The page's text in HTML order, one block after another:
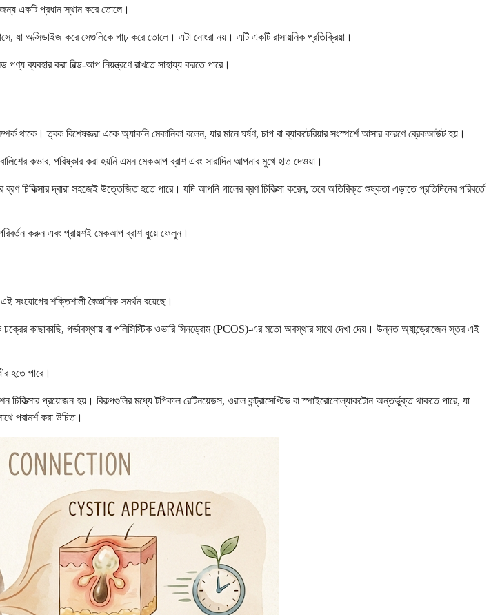
একটি প্রধান স্থান করে তোলে।
যা অক্সিডাইজ করে সেগুলিকে গাঢ় করে তোলে। এটা নোংরা নয়। এটি একটি রাসায়নিক প্রতিক্রিয়া।
ব্যবহার করা বিল্ড-আপ নিয়ন্ত্রণে রাখতে সাহায্য করতে পারে।
ত্বক বিশেষজ্ঞরা একে অ্যাকনি মেকানিকা বলেন, যার মানে ঘর্ষণ, চাপ বা ব্যাকটেরিয়ার সংস্পর্শে আসার কারণে ব্রেকআউট হয়।
কভার, পরিষ্কার করা হয়নি এমন মেকআপ ব্রাশ এবং সারাদিন আপনার মুখে হাত দেওয়া।
দ্বারা সহজেই উত্তেজিত হতে পারে। যদি আপনি গালের ব্রণ চিকিত্সা করেন, তবে অতিরিক্ত শুষ্কতা এড়াতে প্রতিদিনের পরিবর্তে
করুন এবং প্রায়শই মেকআপ ব্রাশ ধুয়ে ফেলুন।
সংযোগের শক্তিশালী বৈজ্ঞানিক সমর্থন রয়েছে।
চক্রের কাছাকাছি, গর্ভাবস্থায় বা পলিসিস্টিক ওভারি সিনড্রোম (PCOS)-এর মতো অবস্থার সাথে দেখা দেয়। উন্নত অ্যান্ড্রোজেন স্তর এই
হতে পারে।
চিকিত্সার প্রয়োজন হয়। বিকল্পগুলির মধ্যে টপিকাল রেটিনয়েডস, ওরাল কন্ট্রাসেপ্টিভ বা স্পাইরোনোল্যাকটোন অন্তর্ভুক্ত থাকতে পারে, যা
পরামর্শ করা উচিত।